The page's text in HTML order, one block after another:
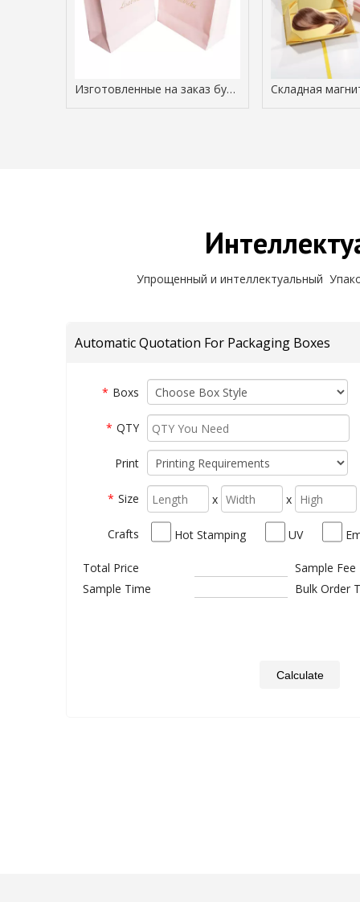
Изготовленные на заказ бумажные сумки для покупок с фабрикой упаковки ручек
Упрощенный и интеллектуальный
Automatic Quotation For Packaging Boxes
* Boxs
* QTY
Print
* Size x x
Crafts Hot Stamping UV
Total Price
Sample Fee
Sample Time
Bulk Order
Calculate